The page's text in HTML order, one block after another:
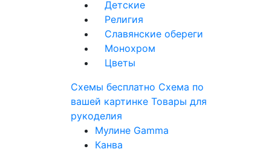
Детские
Религия
Славянские обереги
Монохром
Цветы
Схемы бесплатно Схема по
вашей картинке Товары для
рукоделия
Мулине Gamma
Канва